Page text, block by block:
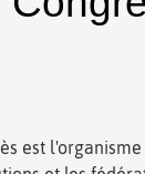
est